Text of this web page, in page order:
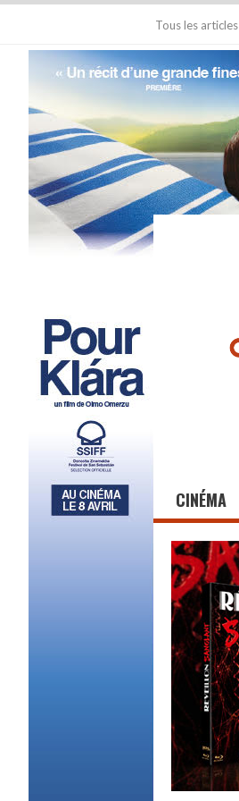
Tous les articles
CINÉMA